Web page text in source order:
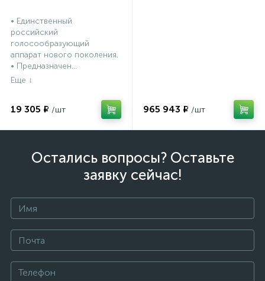
• Единственный
российский
голосообразующий
аппарат нового поколения.
• Предназначен...
19 305 ₽ 965 943 ₽
Остались вопросы? Оставьте
заявку сейчас!